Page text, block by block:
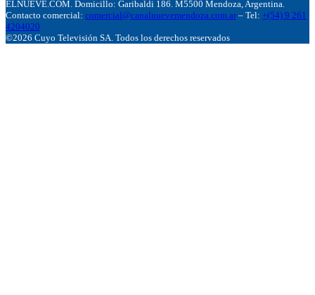
ELNUEVE.COM. Domicillo: Garibaldi 186. M5500 Mendoza, Argentina.
Contacto comercial: comercial@canalnuevemendoza.com.ar – Tel: +(54) 9 261
4204020
©2026 Cuyo Televisión SA. Todos los derechos reservados